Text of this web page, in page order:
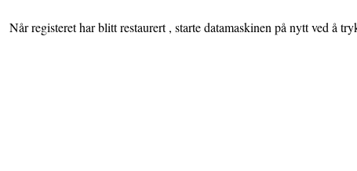
Når registeret har blitt restaurert , starte datamaskinen på nytt ved å